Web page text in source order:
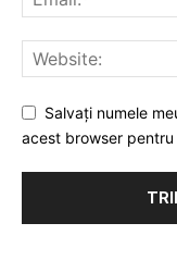
Salvați numele
acest browser